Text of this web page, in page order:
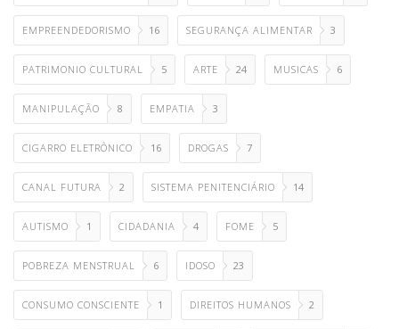
EMPREENDEDORISMO 16 SEGURANÇA ALIMENTAR 3
PATRIMONIO CULTURAL 5 ARTE 24 MUSICAS 6
MANIPULAÇÃO 8 EMPATIA 3
CIGARRO ELETRÔNICO 16 DROGAS 7
CANAL FUTURA 2 SISTEMA PENITENCIÁRIO 14
AUTISMO 1 CIDADANIA 4 FOME 5
POBREZA MENSTRUAL 6 IDOSO 23
CONSUMO CONSCIENTE 1 DIREITOS HUMANOS 2